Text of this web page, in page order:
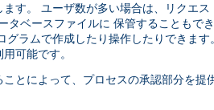
す。 ユーザ数が多い場合は、リクエ
ベースファイルに 保管することもで
グラムで作成したり操作したりできます
可能です。
とによって、プロセスの承認部分を提